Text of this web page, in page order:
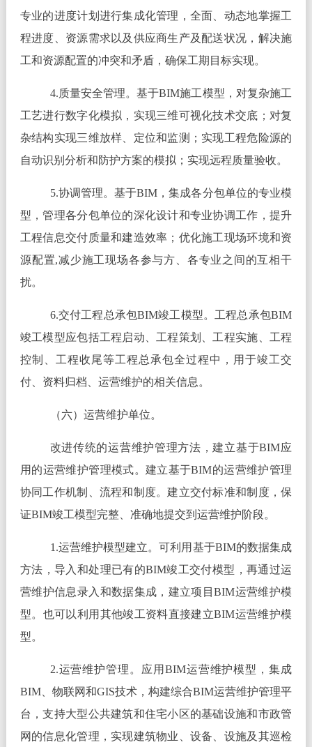
专业的进度计划进行集成化管理，全面、动态地掌握工
程进度、资源需求以及供应商生产及配送状况，解决施
工和资源配置的冲突和矛盾，确保工期目标实现。
4.质量安全管理。基于BIM施工模型，对复杂施工
工艺进行数字化模拟，实现三维可视化技术交底；对复
杂结构实现三维放样、定位和监测；实现工程危险源的
自动识别分析和防护方案的模拟；实现远程质量验收。
5.协调管理。基于BIM，集成各分包单位的专业模
型，管理各分包单位的深化设计和专业协调工作，提升
工程信息交付质量和建造效率；优化施工现场环境和资
源配置,减少施工现场各参与方、各专业之间的互相干
扰。
6.交付工程总承包BIM竣工模型。工程总承包BIM
竣工模型应包括工程启动、工程策划、工程实施、工程
控制、工程收尾等工程总承包全过程中，用于竣工交
付、资料归档、运营维护的相关信息。
（六）运营维护单位。
改进传统的运营维护管理方法，建立基于BIM应
用的运营维护管理模式。建立基于BIM的运营维护管理
协同工作机制、流程和制度。建立交付标准和制度，保
证BIM竣工模型完整、准确地提交到运营维护阶段。
1.运营维护模型建立。可利用基于BIM的数据集成
方法，导入和处理已有的BIM竣工交付模型，再通过运
营维护信息录入和数据集成，建立项目BIM运营维护模
型。也可以利用其他竣工资料直接建立BIM运营维护模
型。
2.运营维护管理。应用BIM运营维护模型，集成
BIM、物联网和GIS技术，构建综合BIM运营维护管理平
台，支持大型公共建筑和住宅小区的基础设施和市政管
网的信息化管理，实现建筑物业、设备、设施及其巡检